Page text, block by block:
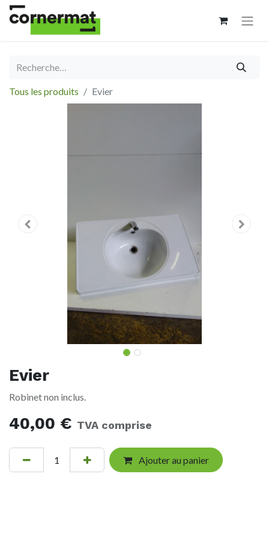
Tous les produits Evier
Evier
Robinet non inclus.
40,00 € TVA comprise
Ajouter au panier